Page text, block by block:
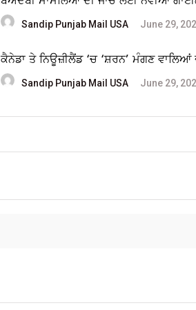
Sandip Punjab Mail USA June 29,
ਕੈਨੇਡਾ ਤੇ ਨਿਊਜ਼ੀਲੈਂਡ ‘ਚ ‘ਸ਼ਰਨ’ ਮੰਗਣ
Sandip Punjab Mail USA June 29,